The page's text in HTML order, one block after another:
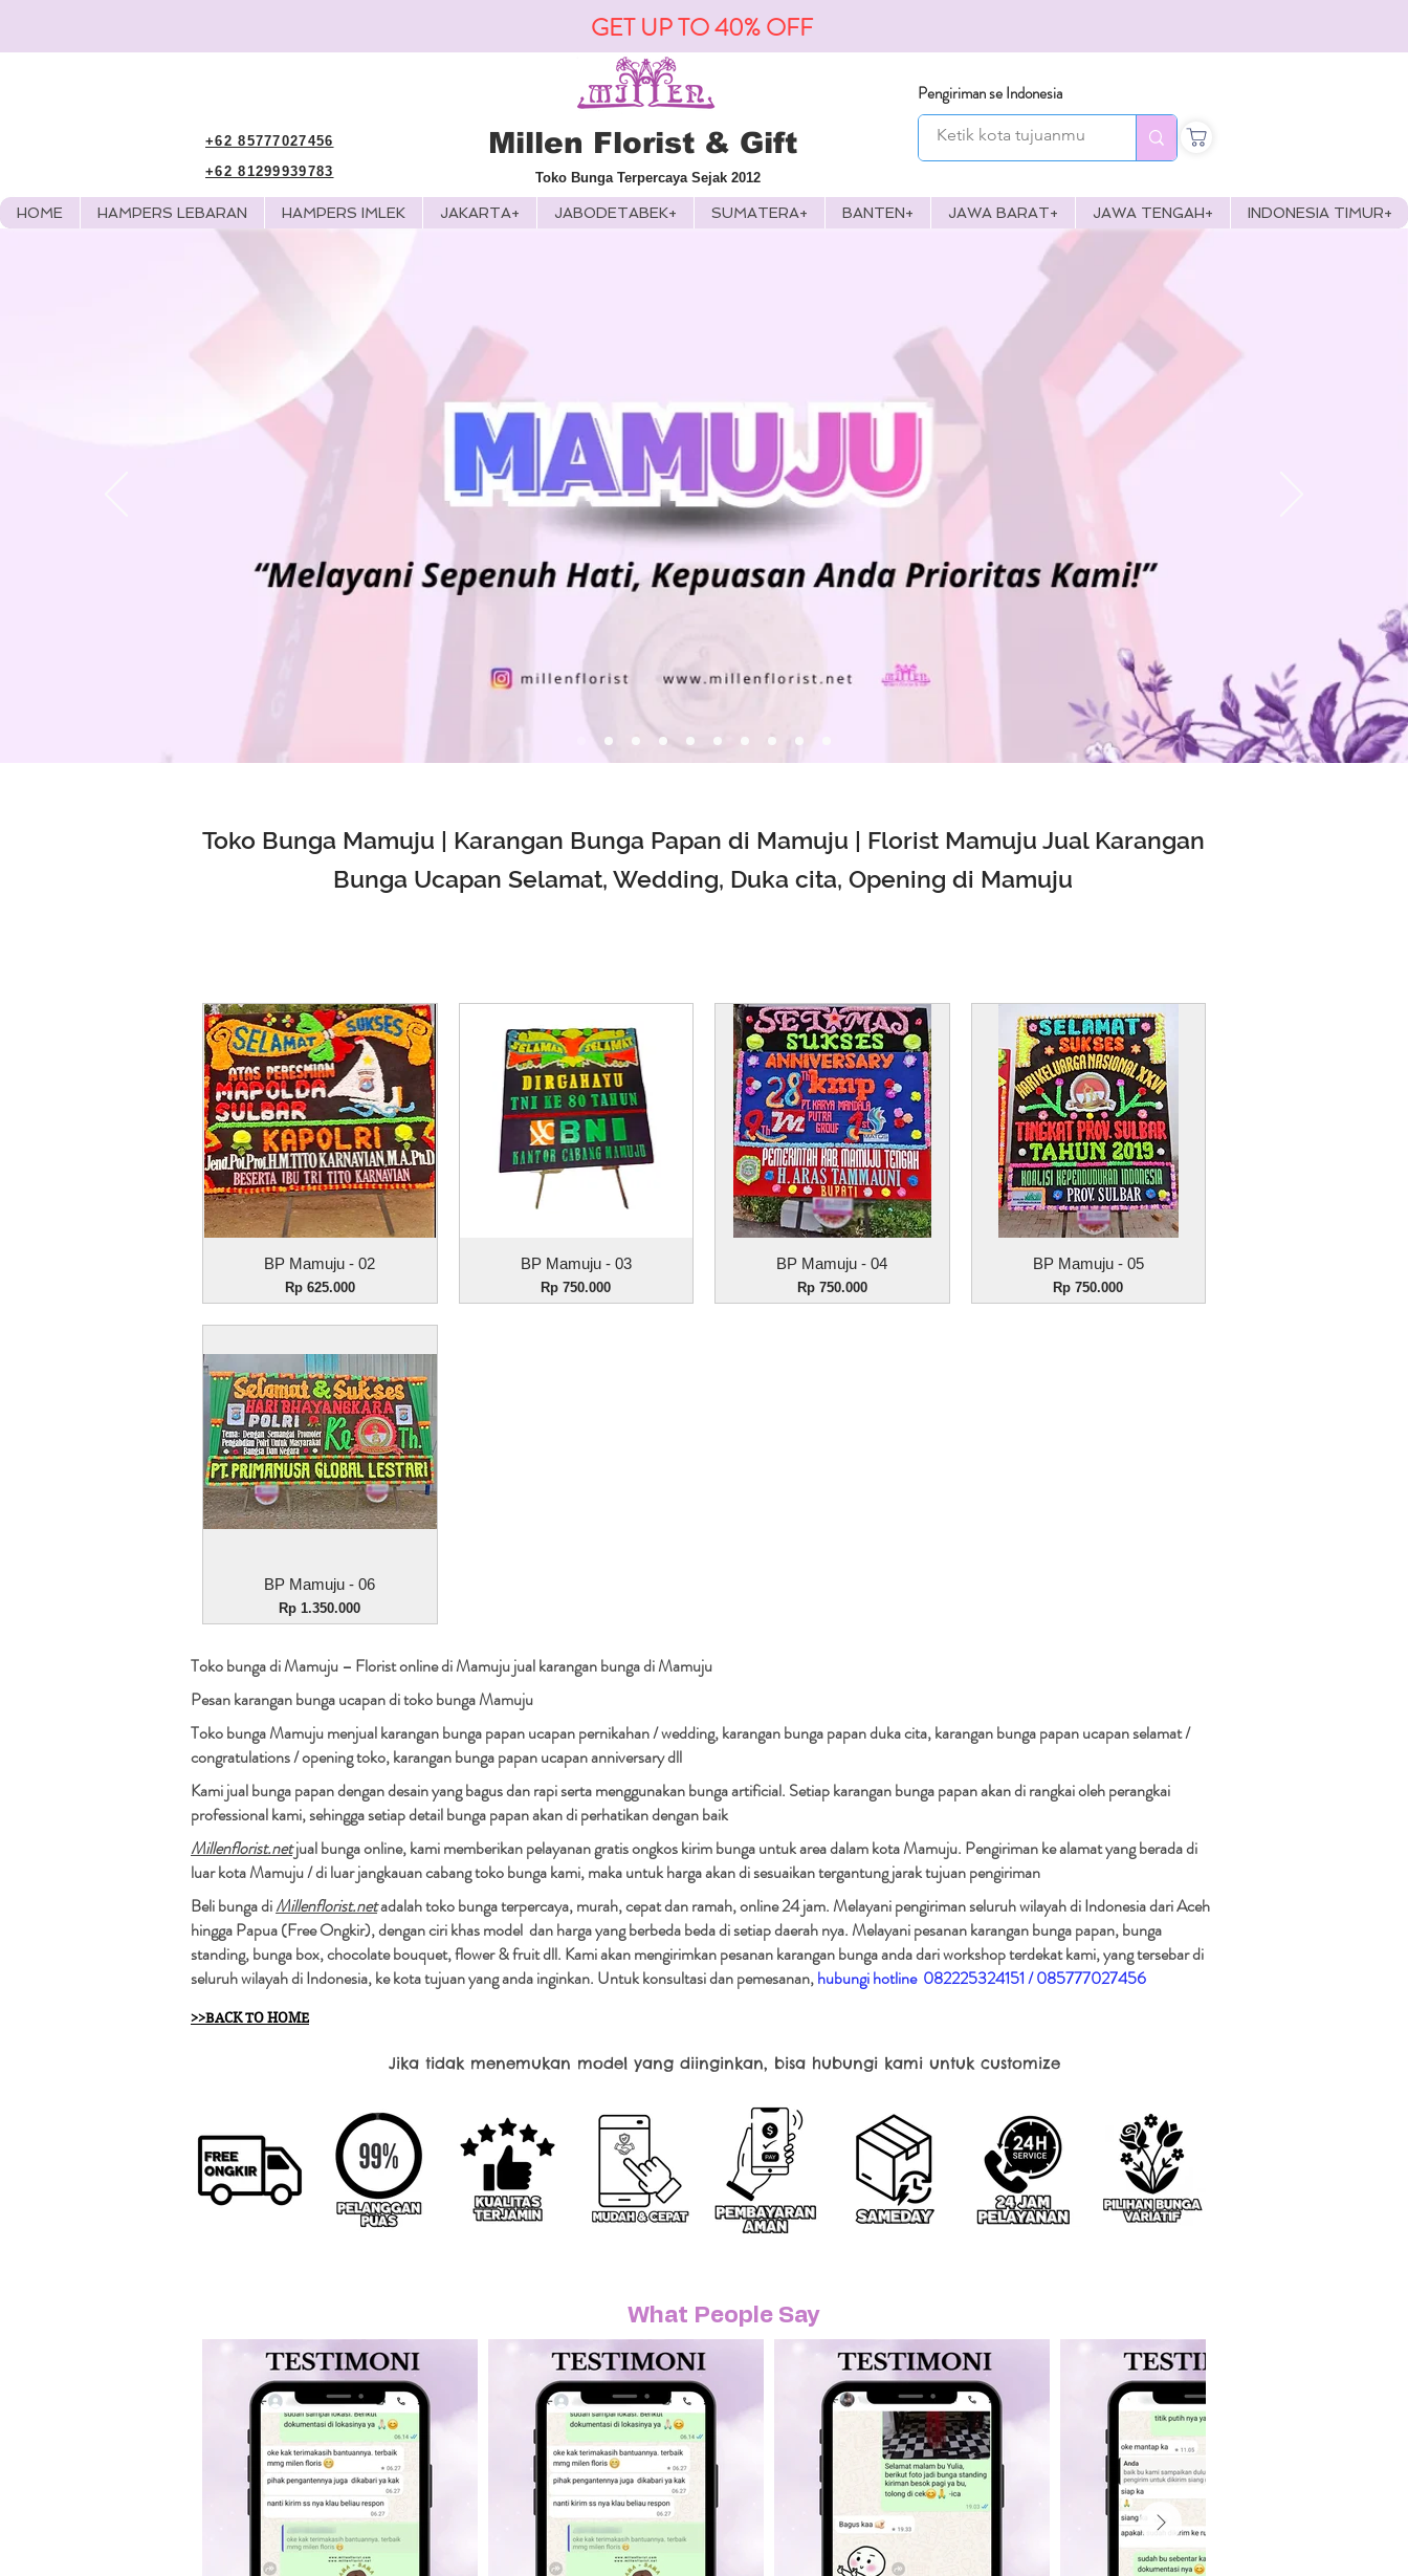
GET UP TO 40% OFF
+62 85777027456
+62 81299939783
Millen Florist & Gift
Pengiriman se Indonesia
Toko Bunga Terpercaya Sejak 2012
HOME HAMPERS LEBARAN HAMPERS IMLEK JAKARTA+ JABODETABEK+ SUMATERA+ BANTEN+ JAWA BARAT+ JAWA TENGAH+ INDONESIA TIMUR+
Toko Bunga Mamuju | Karangan Bunga Papan di Mamuju | Florist Mamuju Jual Karangan
Bunga Ucapan Selamat, Wedding, Duka cita, Opening di Mamuju
Tampilan Cepat
BP Mamuju - 02
Harga
Rp 625.000
Tampilan Cepat
BP Mamuju - 03
Harga
Rp 750.000
Tampilan Cepat
BP Mamuju - 04
Harga
Rp 750.000
Tampilan Cepat
BP Mamuju - 05
Harga
Rp 750.000
Tampilan Cepat
BP Mamuju - 06
Harga
Rp 1.350.000
Toko bunga di Mamuju – Florist online di Mamuju jual karangan bunga di Mamuju
Pesan karangan bunga ucapan di toko bunga Mamuju
Toko bunga Mamuju menjual karangan bunga papan ucapan pernikahan / wedding, karangan bunga papan duka cita, karangan bunga papan ucapan selamat /
congratulations / opening toko, karangan bunga papan ucapan anniversary dll
Kami jual bunga papan dengan desain yang bagus dan rapi serta menggunakan bunga artificial. Setiap karangan bunga papan akan di rangkai oleh perangkai
professional kami, sehingga setiap detail bunga papan akan di perhatikan dengan baik
Millenflorist.netjual bunga online, kami memberikan pelayanan gratis ongkos kirim bunga untuk area dalam kota Mamuju. Pengiriman ke alamat yang berada di
luar kota Mamuju / di luar jangkauan cabang toko bunga kami, maka untuk harga akan di sesuaikan tergantung jarak tujuan pengiriman​
Beli bunga diMillenflorist.netadalah toko bunga terpercaya, murah, cepat dan ramah, online 24 jam. Melayani pengiriman seluruh wilayah di Indonesia dari Aceh
hingga Papua (Free Ongkir), dengan ciri khas model dan harga yang berbeda beda di setiap daerah nya. Melayani pesanan karangan bunga papan, bunga
standing, bunga box, chocolate bouquet, flower & fruit dll. Kami akan mengirimkan pesanan karangan bunga anda dari workshop terdekat kami, yang tersebar di
seluruh wilayah di Indonesia, ke kota tujuan yang anda inginkan. Untuk konsultasi dan pemesanan,hubungi hotline 082225324151 / 085777027456
>>BACK TO HOME
Jika tidak menemukan model yang diinginkan, bisa hubungi kami untuk customize
What People Say